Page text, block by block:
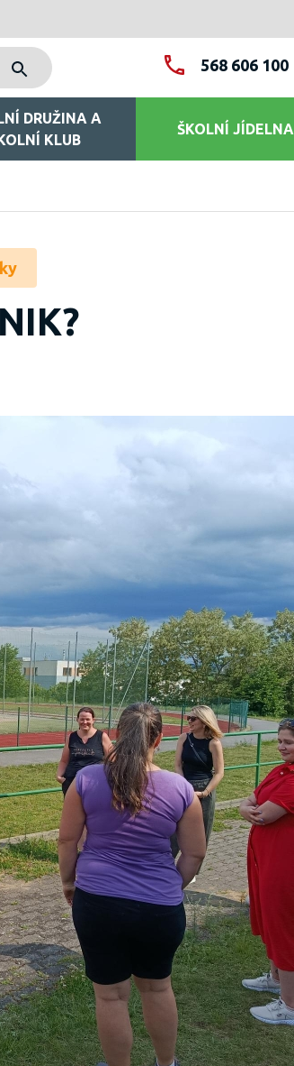
568 606 100
DRUŽINA A
KLUB
ŠKOLNÍ JÍDELNA